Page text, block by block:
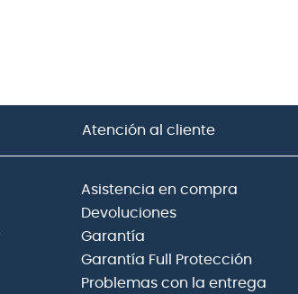
Atención al cliente
Asistencia en compra
Devoluciones
Garantía
Garantía Full Protección
Problemas con la entrega